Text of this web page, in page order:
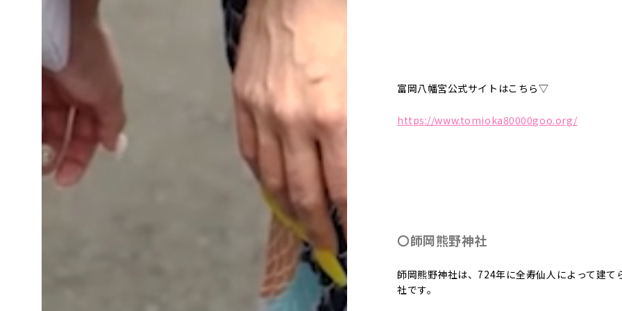
富岡八幡宮公式サイトはこちら▽
https://www.tomioka80000goo.org/
〇師岡熊野神社
師岡熊野神社は、724年に全寿仙人によって建て
社です。